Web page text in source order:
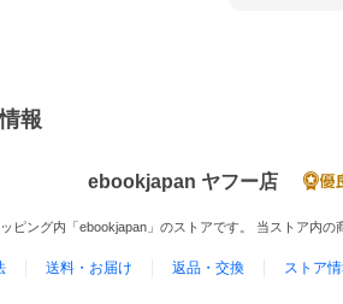
報
ebookjapan ヤフー店
ピング内「ebookjapan」のストアです。 当ストア内の
送料・お届け 返品・交換 ストア